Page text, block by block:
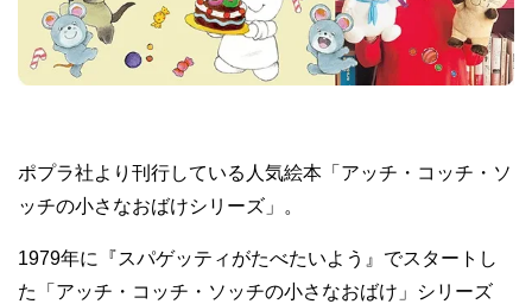
ポプラ社より刊行している人気絵本「アッチ・コッチ・ソ
ッチの小さなおばけシリーズ」。
1979年に『スパゲッティがたべたいよう』でスタートし
た「アッチ・コッチ・ソッチの小さなおばけ」シリーズ